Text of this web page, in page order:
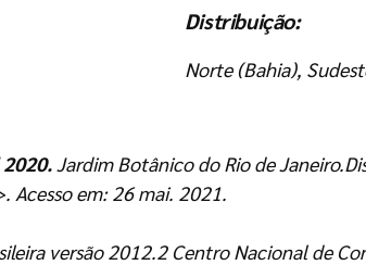
Distribuição:
Norte (Bahia),
Jardim Botânico do Rio de
Acesso em: 26 mai. 2021.
versão 2012.2 Centro Nacional de